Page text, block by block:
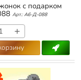
с подарком
Арт.: А6-Д-088
+